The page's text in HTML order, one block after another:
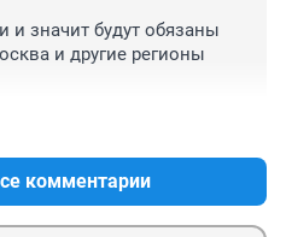
значит будут обязаны
и другие регионы
комментарии